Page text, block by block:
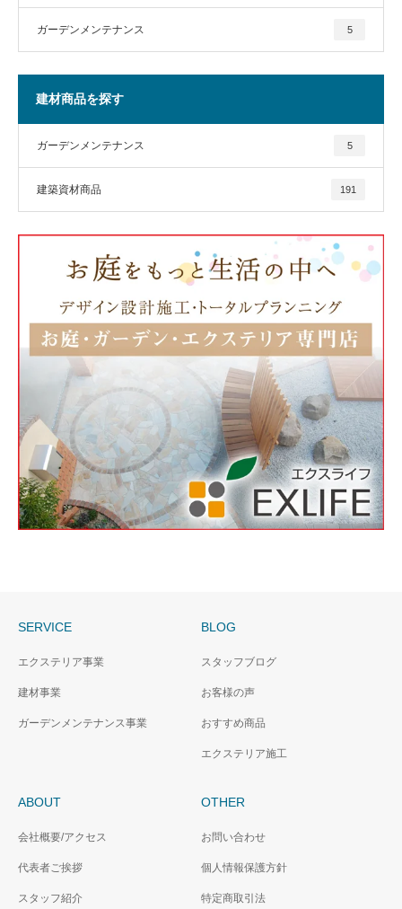
ガーデンメンテナンス 5
建材商品を探す
ガーデンメンテナンス 5
建築資材商品 191
SERVICE
エクステリア事業
建材事業
ガーデンメンテナンス事業
BLOG
スタッフブログ
お客様の声
おすすめ商品
エクステリア施工
ABOUT
会社概要/アクセス
代表者ご挨拶
スタッフ紹介
OTHER
お問い合わせ
個人情報保護方針
特定商取引法